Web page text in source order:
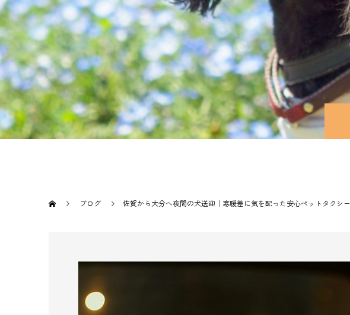
ブログ 佐賀から大分へ夜間の犬送迎｜寒暖差に気を配った安心ペットタクシー